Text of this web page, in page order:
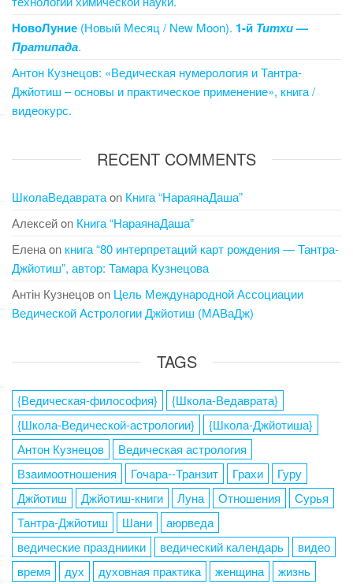
НовоЛуние (Новый Месяц / New Moon). 1-й Титхи—
Пратипада.
Антон Кузнецов: «Ведическая нумерология и Тантра-
Джйотиш – основы и практическое применение», книга /
видеокурс.
RECENT COMMENTS
ШколаВедавратаon Книга “НараянаДаша”
Алексейon Книга “НараянаДаша”
Еленаon книга “80 интерпретаций карт рождения — Тантра-
Джйотиш”, автор: Тамара Кузнецова
Антін Кузнецовon Цель Международной Ассоциации
Ведической Астрологии Джйотиш (МАВаДж)
TAGS
{Ведическая-философия}
{Школа-Ведаврата}
{Школа-Ведической-астрологии}
{Школа-Джйотиша}
Антон Кузнецов
Ведическая астрология
Взаимоотношения
Гочара--Транзит Грахи
Гуру
Джйотиш
Джйотиш-книги Луна Отношения
Сурья
Тантра-Джйотиш
Шани
аюрведа
ведические праздниики
ведический календарь
видео
время
дух духовная практика женщина
жизнь